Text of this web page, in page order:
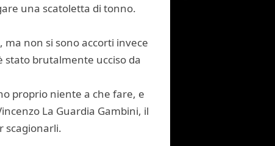
una scatoletta di tonno.
non si sono accorti invece
stato brutalmente ucciso da
proprio niente a che fare, e
La Guardia Gambini, il
scagionarli.